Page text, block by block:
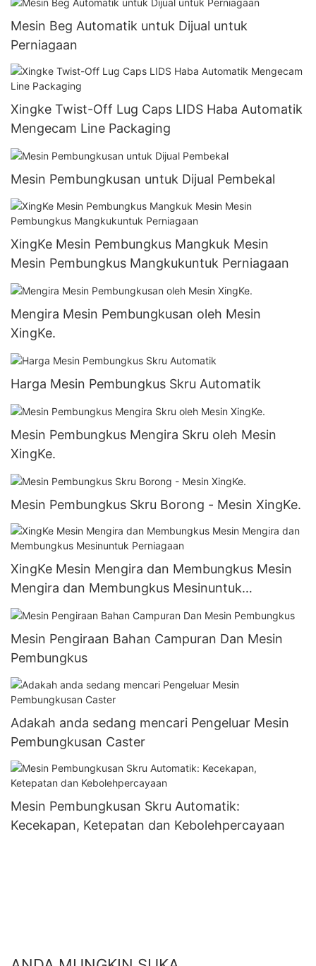
Mesin Beg Automatik untuk Dijual untuk
Perniagaan
Xingke Twist-Off Lug Caps LIDS Haba Automatik
Mengecam Line Packaging
Mesin Pembungkusan untuk Dijual Pembekal
XingKe Mesin Pembungkus Mangkuk Mesin
Mesin Pembungkus Mangkukuntuk Perniagaan
Mengira Mesin Pembungkusan oleh Mesin
XingKe.
Harga Mesin Pembungkus Skru Automatik
Mesin Pembungkus Mengira Skru oleh Mesin
XingKe.
Mesin Pembungkus Skru Borong - Mesin XingKe.
XingKe Mesin Mengira dan Membungkus Mesin
Mengira dan Membungkus Mesinuntuk
Perniagaan
Mesin Pengiraan Bahan Campuran Dan Mesin
Pembungkus
Adakah anda sedang mencari Pengeluar Mesin
Pembungkusan Caster
Mesin Pembungkusan Skru Automatik:
Kecekapan, Ketepatan dan Kebolehpercayaan